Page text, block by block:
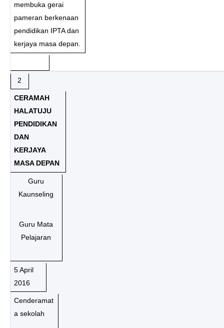
membuka gerai
pameran berkenaan
pendidikan IPTA dan
kerjaya masa depan.
2
CERAMAH
HALATUJU
PENDIDIKAN
DAN
KERJAYA
MASA DEPAN
Guru
Kaunseling
Guru Mata
Pelajaran
5 April
2016
Cenderamat
a sekolah